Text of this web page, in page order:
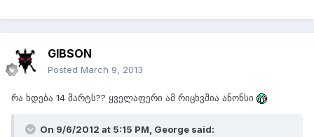
GIBSON
Posted March 9, 2013
რა ხდება 14 მარტს?? ყველაფერი ამ რიცხვშია ანონსი
On 9/6/2012 at 5:15 PM, George said: